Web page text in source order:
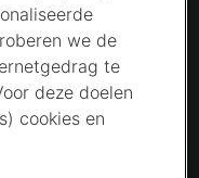
we de
te
deze doelen
cookies en